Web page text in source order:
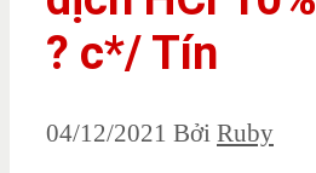
? c*/ Tín
04/12/2021 Bởi Ruby